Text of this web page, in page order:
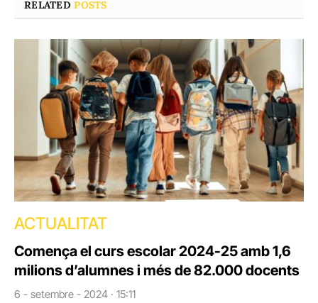
RELATEDPOSTS
ACTUALITAT
Comença el curs escolar 2024-25 amb 1,6
milions d’alumnes i més de 82.000 docents
6 - setembre - 2024 · 15:11